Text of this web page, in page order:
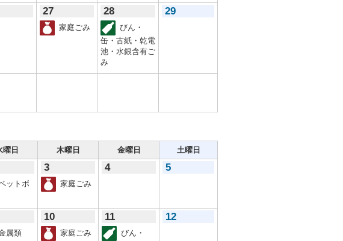
27
家庭ごみ
28
びん・
缶・古紙・乾電
池・水銀含有ご
み
29
曜日 木曜日 金曜日 土曜日
ットボ
3
家庭ごみ
4 5
属類
10
家庭ごみ
11
びん・
12